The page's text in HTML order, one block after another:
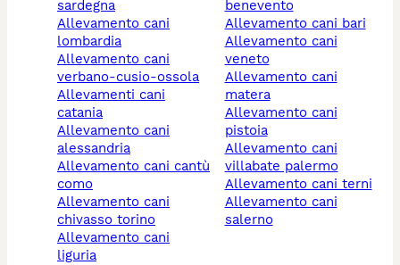
sardegna
allevamento cani
lombardia
allevamento cani
verbano-cusio-ossola
allevamenti cani
catania
allevamento cani
alessandria
allevamento cani cantù
como
allevamento cani
chivasso torino
allevamento cani
liguria
benevento
allevamento cani bari
allevamento cani
veneto
allevamento cani
matera
allevamento cani
pistoia
allevamento cani
villabate palermo
allevamento cani terni
allevamento cani
salerno